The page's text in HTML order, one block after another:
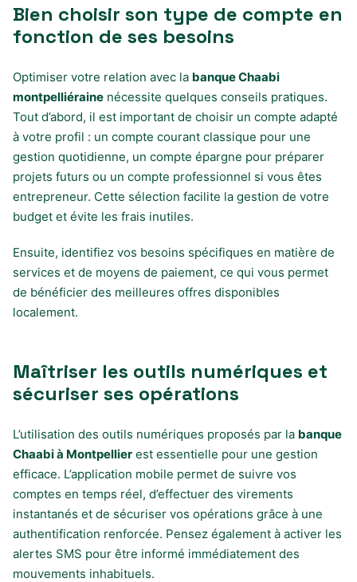
Bien choisir son type de compte en
fonction de ses besoins
Optimiser votre relation avec la banque Chaabi
montpelliéraine nécessite quelques conseils pratiques.
Tout d’abord, il est important de choisir un compte adapté
à votre profil : un compte courant classique pour une
gestion quotidienne, un compte épargne pour préparer
projets futurs ou un compte professionnel si vous êtes
entrepreneur. Cette sélection facilite la gestion de votre
budget et évite les frais inutiles.
Ensuite, identifiez vos besoins spécifiques en matière de
services et de moyens de paiement, ce qui vous permet
de bénéficier des meilleures offres disponibles
localement.
Maîtriser les outils numériques et
sécuriser ses opérations
L’utilisation des outils numériques proposés par la banque
Chaabi à Montpellier est essentielle pour une gestion
efficace. L’application mobile permet de suivre vos
comptes en temps réel, d’effectuer des virements
instantanés et de sécuriser vos opérations grâce à une
authentification renforcée. Pensez également à activer les
alertes SMS pour être informé immédiatement des
mouvements inhabituels.